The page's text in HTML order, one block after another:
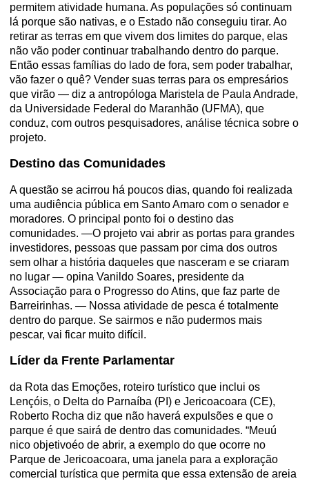
permitem atividade humana. As populações só continuam
lá porque são nativas, e o Estado não conseguiu tirar. Ao
retirar as terras em que vivem dos limites do parque, elas
não vão poder continuar trabalhando dentro do parque.
Então essas famílias do lado de fora, sem poder trabalhar,
vão fazer o quê? Vender suas terras para os empresários
que virão — diz a antropóloga Maristela de Paula Andrade,
da Universidade Federal do Maranhão (UFMA), que
conduz, com outros pesquisadores, análise técnica sobre o
projeto.
Destino das Comunidades
A questão se acirrou há poucos dias, quando foi realizada
uma audiência pública em Santo Amaro com o senador e
moradores. O principal ponto foi o destino das
comunidades. —O projeto vai abrir as portas para grandes
investidores, pessoas que passam por cima dos outros
sem olhar a história daqueles que nasceram e se criaram
no lugar — opina Vanildo Soares, presidente da
Associação para o Progresso do Atins, que faz parte de
Barreirinhas. — Nossa atividade de pesca é totalmente
dentro do parque. Se sairmos e não pudermos mais
pescar, vai ficar muito difícil.
Líder da Frente Parlamentar
da Rota das Emoções, roteiro turístico que inclui os
Lençóis, o Delta do Parnaíba (PI) e Jericoacoara (CE),
Roberto Rocha diz que não haverá expulsões e que o
parque é que sairá de dentro das comunidades. “Meuú
nico objetivoéo de abrir, a exemplo do que ocorre no
Parque de Jericoacoara, uma janela para a exploração
comercial turística que permita que essa extensão de areia